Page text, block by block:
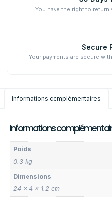
You have the right to return
Secure
Your payments are secure
Informations complémentaires
Informations
Poids
0,3 kg
Dimensions
24 × 4 × 1,2 cm